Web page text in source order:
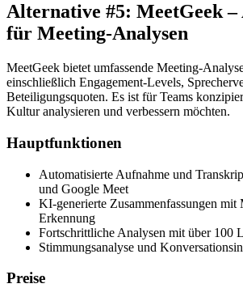
Alternative #5: MeetGeek –
für Meeting-Analysen
MeetGeek bietet umfassende Meeting-
einschließlich Engagement-Levels,
Beteiligungsquoten. Es ist für Teams
Kultur analysieren und verbessern möchten.
Hauptfunktionen
Automatisierte Aufnahme und
und Google Meet
KI-generierte Zusammenfassungen mit
Erkennung
Fortschrittliche Analysen mit über 100
Stimmungsanalyse und
Preise